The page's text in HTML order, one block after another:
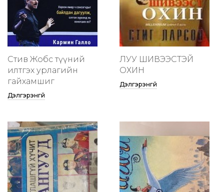
Стив Жобс түүний
илтгэх урлагийн
гайхамшиг
Дэлгэрэнгүй
ЛУУ ШИВЭЭСТЭЙ
ОХИН
Дэлгэрэнгүй